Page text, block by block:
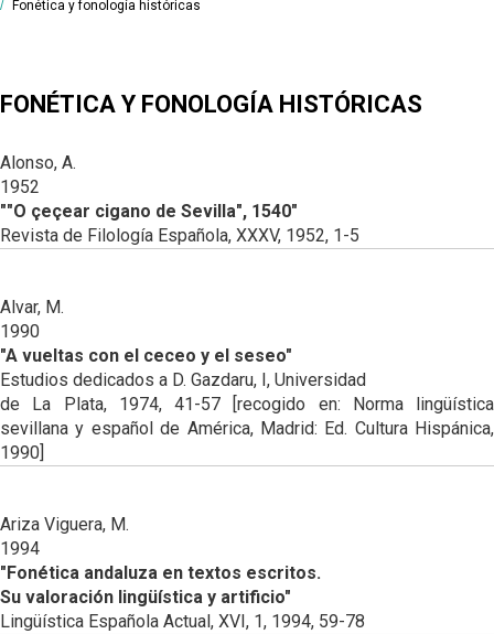
ORTOGRAFÍA Y
ANDALUZ
HISTORIA DE LA
LÉXICA EN
FONOLOGÍA
LÉXICO
DEL ANDALUZ /
GENERAL
DESCRIPCIÓN
DEL ANDALUZ /
MORFOSINTAXIS
Fonética y fonología históricas
FONÉTICA Y FONOLOGÍA HISTÓRICAS
Alonso, A.
1952
""O çeçear cigano de Sevilla", 1540"
Revista de Filología Española, XXXV, 1952, 1-5
Alvar, M.
1990
"A vueltas con el ceceo y el seseo"
Estudios dedicados a D. Gazdaru, I, Universidad
de La Plata, 1974, 41-57 [recogido en: Norma lingüística
sevillana y español de América, Madrid: Ed. Cultura Hispánica,
1990]
Ariza Viguera, M.
1994
"Fonética andaluza en textos escritos.
Su valoración lingüística y artificio"
Lingüística Española Actual, XVI, 1, 1994, 59-78